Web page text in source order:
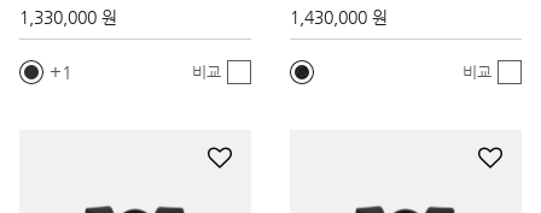
1,330,000 원
1 비교
1,430,000 원
비교